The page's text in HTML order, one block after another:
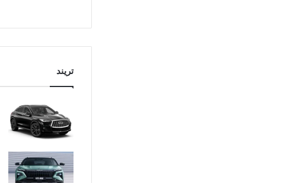
تريند